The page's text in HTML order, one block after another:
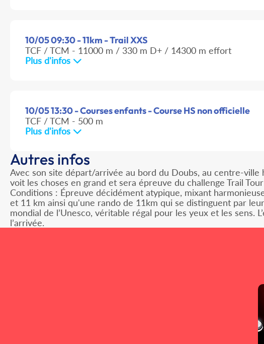
10/05 09:30 - 11km - Trail XXS
TCF / TCM - 11000 m / 330 m D+ / 14300 m effort
Plus d'infos
10/05 13:30 - Courses enfants - Course HS non officielle
TCF / TCM - 500 m
Plus d'infos
Autres infos
Avec son site départ/arrivée au bord du Doubs, au centre-
voit les choses en grand et sera épreuve du challenge Trail
Conditions : Épreuve décidément atypique, mixant
et 11 km ainsi qu'une rando de 11km qui se distinguent par
mondial de l’Unesco, véritable régal pour les yeux et les sens.
l’arrivée.